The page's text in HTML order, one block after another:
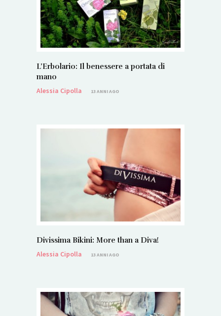
L’Erbolario: Il benessere a portata di
mano
Alessia Cipolla
13 ANNI AGO
Divissima Bikini: More than a Diva!
Alessia Cipolla
13 ANNI AGO